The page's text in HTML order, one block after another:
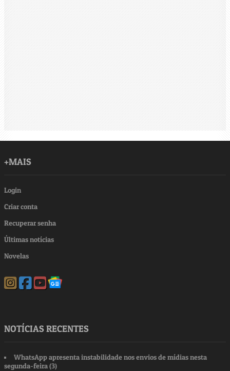
+MAIS
Login
Criar conta
Recuperar senha
Últimas notícias
Novelas
NOTÍCIAS RECENTES
WhatsApp apresenta instabilidade nos envios de mídias nesta
segunda-feira (3)